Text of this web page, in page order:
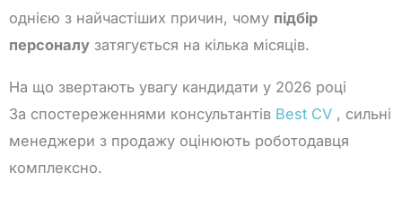
однією з найчастіших причин, чому підбір
персоналу затягується на кілька місяців.
На що звертають увагу кандидати у 2026 році
За спостереженнями консультантів Best CV , сильні
менеджери з продажу оцінюють роботодавця
комплексно.